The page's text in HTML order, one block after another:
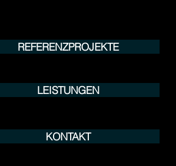
KONTAKT
LEISTUNGEN
REFERENZPROJEKTE